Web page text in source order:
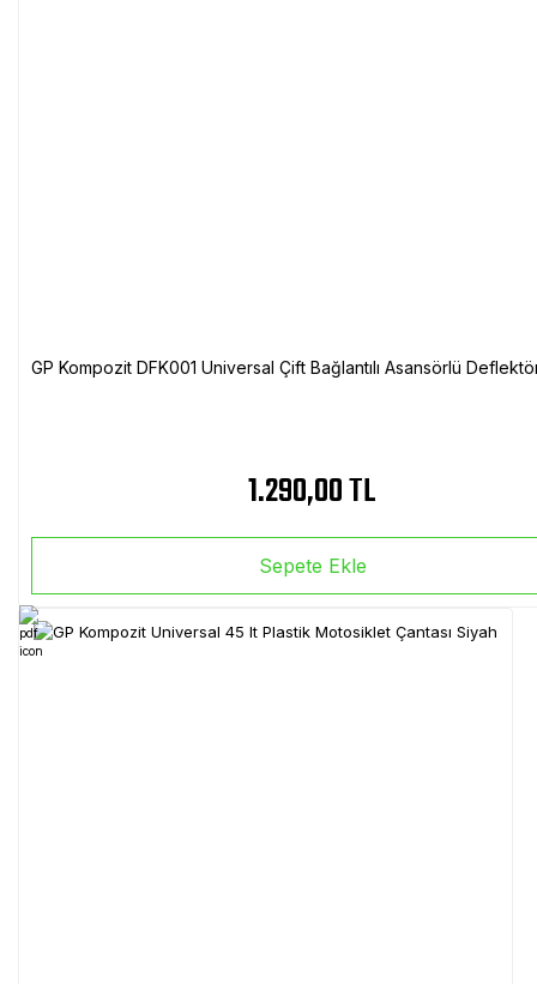
GP Kompozit DFK001 Universal Çift Bağlantılı Asansörlü
1.290,00 TL
Sepete Ekle